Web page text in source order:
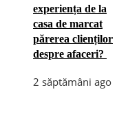
experiența de la
casa de marcat
părerea clienților
despre afaceri?
2 săptămâni ago